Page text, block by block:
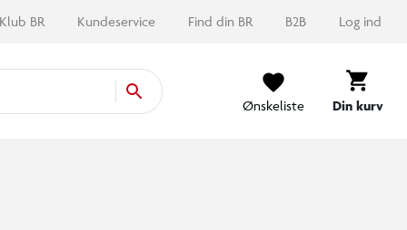
Klub BR Kundeservice Find din BR B2B Log ind
Ønskeliste Din kurv